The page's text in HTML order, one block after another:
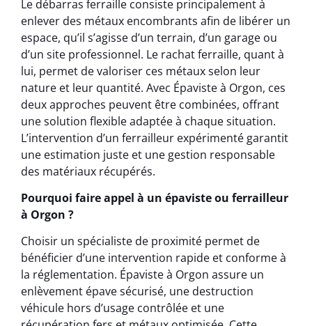
Le débarras ferraille consiste principalement à
enlever des métaux encombrants afin de libérer un
espace, qu’il s’agisse d’un terrain, d’un garage ou
d’un site professionnel. Le rachat ferraille, quant à
lui, permet de valoriser ces métaux selon leur
nature et leur quantité. Avec Épaviste à Orgon, ces
deux approches peuvent être combinées, offrant
une solution flexible adaptée à chaque situation.
L’intervention d’un ferrailleur expérimenté garantit
une estimation juste et une gestion responsable
des matériaux récupérés.
Pourquoi faire appel à un épaviste ou ferrailleur
à Orgon ?
Choisir un spécialiste de proximité permet de
bénéficier d’une intervention rapide et conforme à
la réglementation. Épaviste à Orgon assure un
enlèvement épave sécurisé, une destruction
véhicule hors d’usage contrôlée et une